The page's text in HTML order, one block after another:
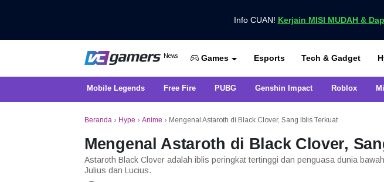
Info CUAN! Kerjain MISI MUDAH &
VCGamers News
News
Dapatkan Berita Games Terbaru Hanya di VCGamers
Games Esports Tech & Gadget
Mobile Legends Free Fire PUBG Genshin Impact Roblox
Beranda › Hype › Anime › Mengenal Astaroth di Black Clover, Sang Iblis Terkuat
Mengenal Astaroth di Black Clover,
Astaroth Black Clover adalah iblis peringkat tertinggi dan penguasa dunia
Julius dan Lucius.